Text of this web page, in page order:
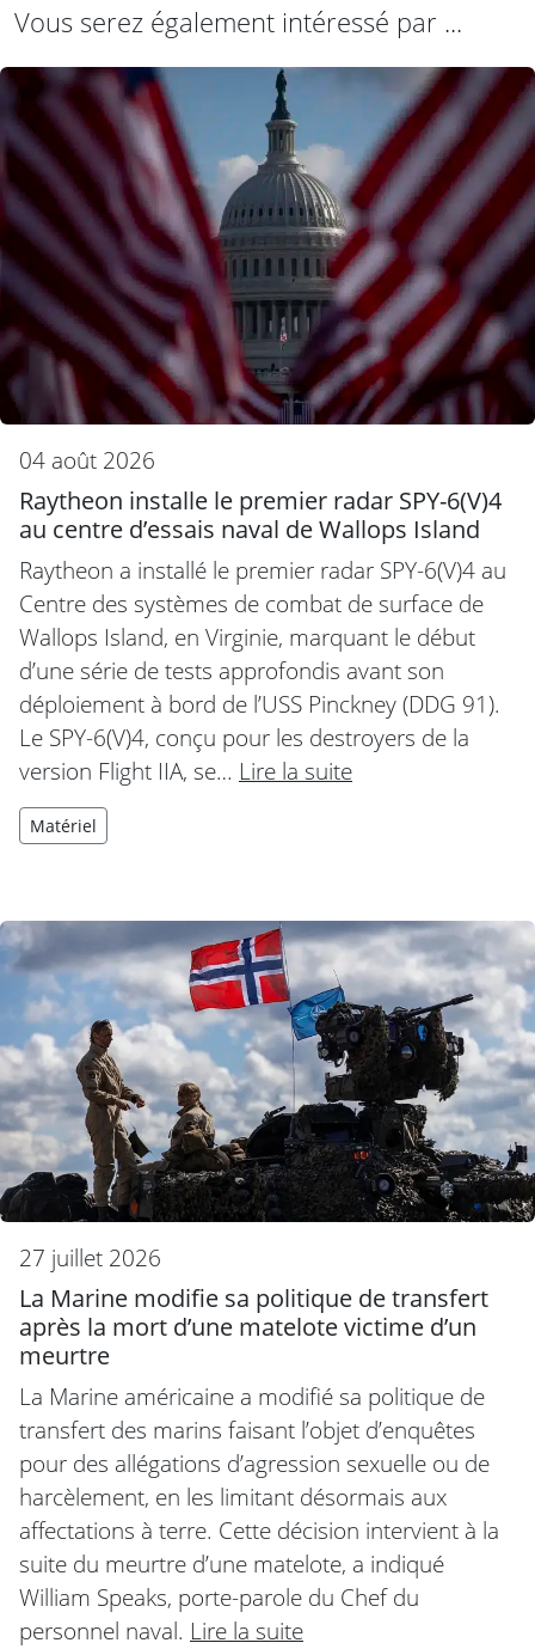
Vous serez également intéressé par ...
04 août 2026
Raytheon installe le premier radar SPY-6(V)4
au centre d’essais naval de Wallops Island
Raytheon a installé le premier radar SPY-6(V)4 au
Centre des systèmes de combat de surface de
Wallops Island, en Virginie, marquant le début
d’une série de tests approfondis avant son
déploiement à bord de l’USS Pinckney (DDG 91).
Le SPY-6(V)4, conçu pour les destroyers de la
version Flight IIA, se… Lire la suite
Matériel
27 juillet 2026
La Marine modifie sa politique de transfert
après la mort d’une matelote victime d’un
meurtre
La Marine américaine a modifié sa politique de
transfert des marins faisant l’objet d’enquêtes
pour des allégations d’agression sexuelle ou de
harcèlement, en les limitant désormais aux
affectations à terre. Cette décision intervient à la
suite du meurtre d’une matelote, a indiqué
William Speaks, porte-parole du Chef du
personnel naval. Lire la suite